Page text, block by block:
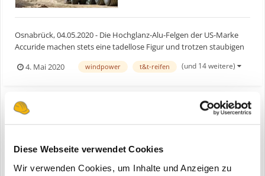
Diese Webseite verwendet Cookies
Wir verwenden Cookies, um Inhalte und Anzeigen zu
Osnabrück, 04.05.2020 - Die Hochglanz-Alu-Felgen der US-Marke
Accuride machen stets eine tadellose Figur und trotzen staubigen
Pisten ebenso wie der Streusalz-Saison. Fernfahrer Wolfgang Vaak
vom Meller Schüttgut-Logistiker Alois Wilken fährt die Accushield-
4. Mai 2020 windpower t&t-reifen (und 14 weitere)
ein Thema erstellte Bauforum24 inNews aus der
Baumaschinen Industrie